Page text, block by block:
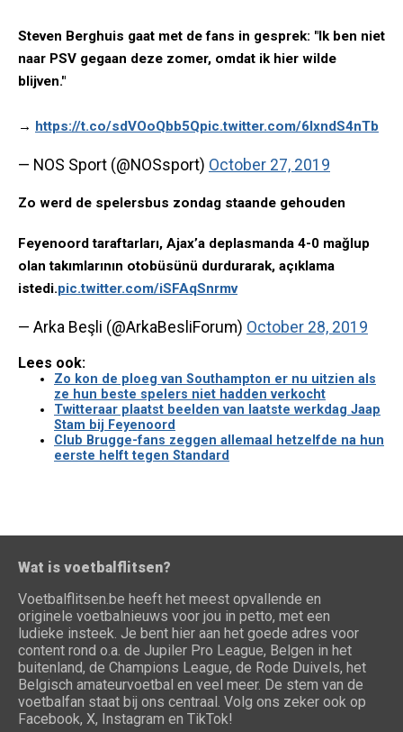
Steven Berghuis gaat met de fans in gesprek: "Ik ben niet
naar PSV gegaan deze zomer, omdat ik hier wilde
blijven."
→ https://t.co/sdVOoQbb5Qpic.twitter.com/6lxndS4nTb
— NOS Sport (@NOSsport) October 27, 2019
Zo werd de spelersbus zondag staande gehouden
Feyenoord taraftarları, Ajax’a deplasmanda 4-0 mağlup
olan takımlarının otobüsünü durdurarak, açıklama
istedi.pic.twitter.com/iSFAqSnrmv
— Arka Beşli (@ArkaBesliForum) October 28, 2019
Lees ook:
Zo kon de ploeg van Southampton er nu uitzien als
ze hun beste spelers niet hadden verkocht
Twitteraar plaatst beelden van laatste werkdag Jaap
Stam bij Feyenoord
Club Brugge-fans zeggen allemaal hetzelfde na hun
eerste helft tegen Standard
Wat is voetbalflitsen?
Voetbalflitsen.be heeft het meest opvallende en
originele voetbalnieuws voor jou in petto, met een
ludieke insteek. Je bent hier aan het goede adres voor
content rond o.a. de Jupiler Pro League, Belgen in het
buitenland, de Champions League, de Rode Duivels, het
Belgisch amateurvoetbal en veel meer. De stem van de
voetbalfan staat bij ons centraal. Volg ons zeker ook op
Facebook, X, Instagram en TikTok!